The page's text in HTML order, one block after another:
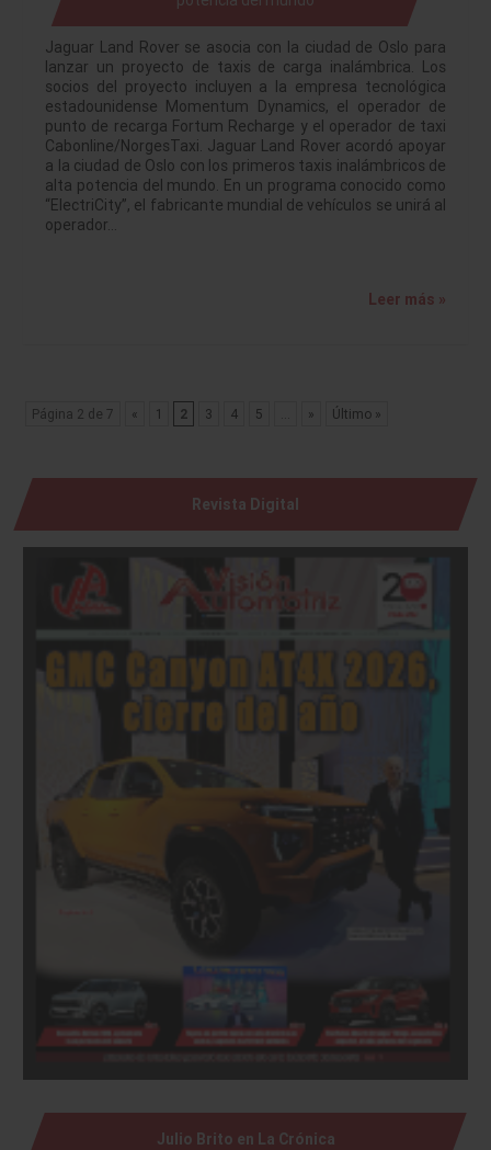
Jaguar Land Rover se asocia con la ciudad de Oslo para
lanzar un proyecto de taxis de carga inalámbrica. Los
socios del proyecto incluyen a la empresa tecnológica
estadounidense Momentum Dynamics, el operador de
punto de recarga Fortum Recharge y el operador de taxi
Cabonline/NorgesTaxi. Jaguar Land Rover acordó apoyar
a la ciudad de Oslo con los primeros taxis inalámbricos de
alta potencia del mundo. En un programa conocido como
“ElectriCity”, el fabricante mundial de vehículos se unirá al
operador…
Leer más »
Página 2 de 7 « 1 2 3 4 5 » Último »
Revista Digital
Julio Brito en La Crónica